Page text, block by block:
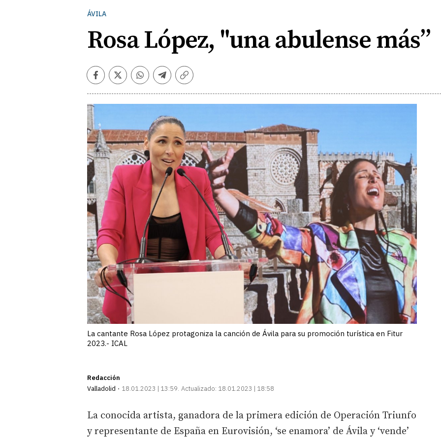
ÁVILA
Rosa López, "una abulense más”
Facebook
TwitterWhatsapp
Telegram
Copiar
La cantante Rosa López protagoniza la canción de Ávila para su promoción turística en Fitur
2023.- ICAL
Redacción
Valladolid
18.01.2023 | 13:59 Actualizado: 18.01.2023 | 18:58
La conocida artista, ganadora de la primera edición de Operación Triunfo
y representante de España en Eurovisión, ‘se enamora’ de Ávila y ‘vende’